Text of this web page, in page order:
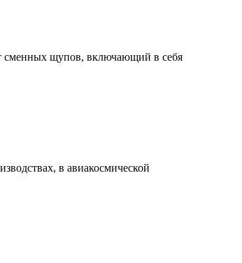
сменных щупов, включающий в себя
в авиакосмической